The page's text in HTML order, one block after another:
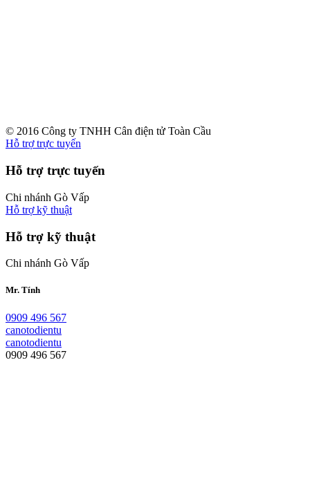
© 2016 Công ty TNHH Cân điện tử Toàn Cầu
Hỗ trợ trực tuyến
Hỗ trợ trực tuyến
Chi nhánh Gò Vấp
Hỗ trợ kỹ thuật
Hỗ trợ kỹ thuật
Chi nhánh Gò Vấp
Mr. Tính
0909 496 567
canotodientu
canotodientu
0909 496 567